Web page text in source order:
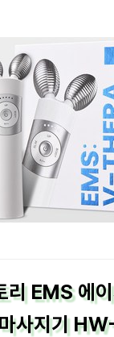
리 EMS 에
사지기